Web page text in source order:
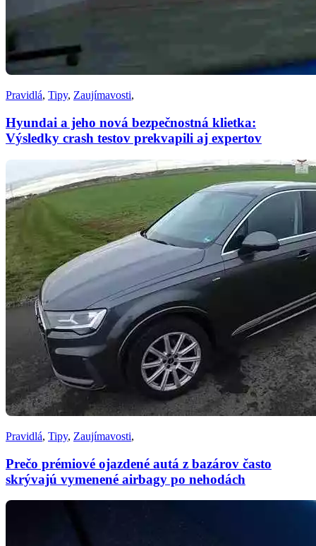
Pravidlá, Tipy, Zaujímavosti,
Hyundai a jeho nová bezpečnostná klietka:
Výsledky crash testov prekvapili aj expertov
Pravidlá, Tipy, Zaujímavosti,
Prečo prémiové ojazdené autá z bazárov často
skrývajú vymenené airbagy po nehodách